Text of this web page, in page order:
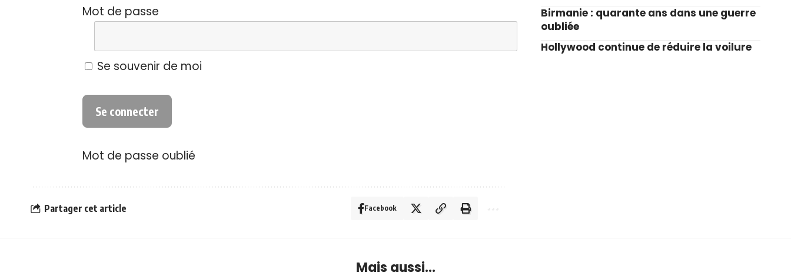
Mot de passe
Se souvenir de moi
Mot de passe oublié
Partager cet article Facebook
Birmanie : quarante ans dans une guerre
oubliée
Hollywood continue de réduire la voilure
Mais aussi...